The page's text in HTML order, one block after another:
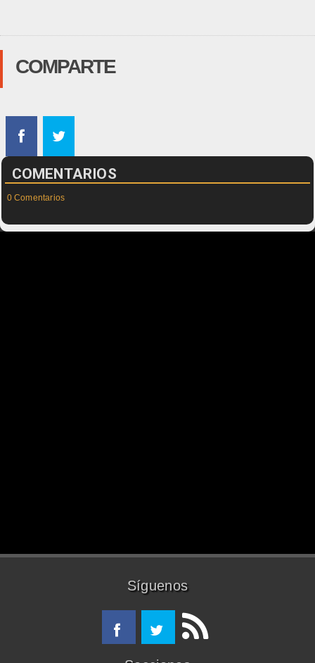
COMPARTE
COMENTARIOS
0 Comentarios
Síguenos